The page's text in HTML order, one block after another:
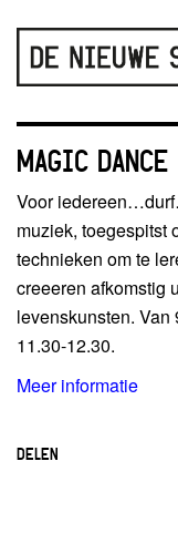
MAGIC DANCE
Voor
muziek, toegespitst
technieken om te
creeeren afkomstig
levenskunsten. Van
11.30-12.30.
Meer informatie
DELEN